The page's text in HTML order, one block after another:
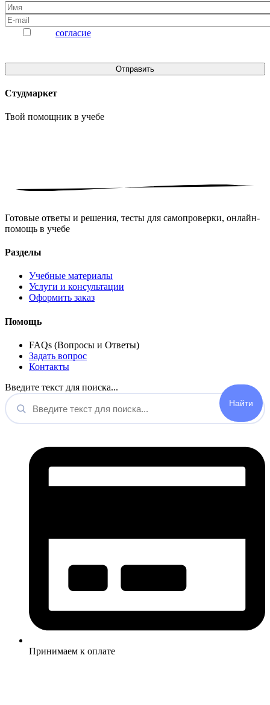
согласие
Студмаркет
Твой помощник в учебе
Готовые ответы и решения, тесты для самопроверки, онлайн-
помощь в учебе
Разделы
Учебные материалы
Услуги и консультации
Оформить заказ
Помощь
FAQs (Вопросы и Ответы)
Задать вопрос
Контакты
Введите текст для поиска...
Принимаем к оплате